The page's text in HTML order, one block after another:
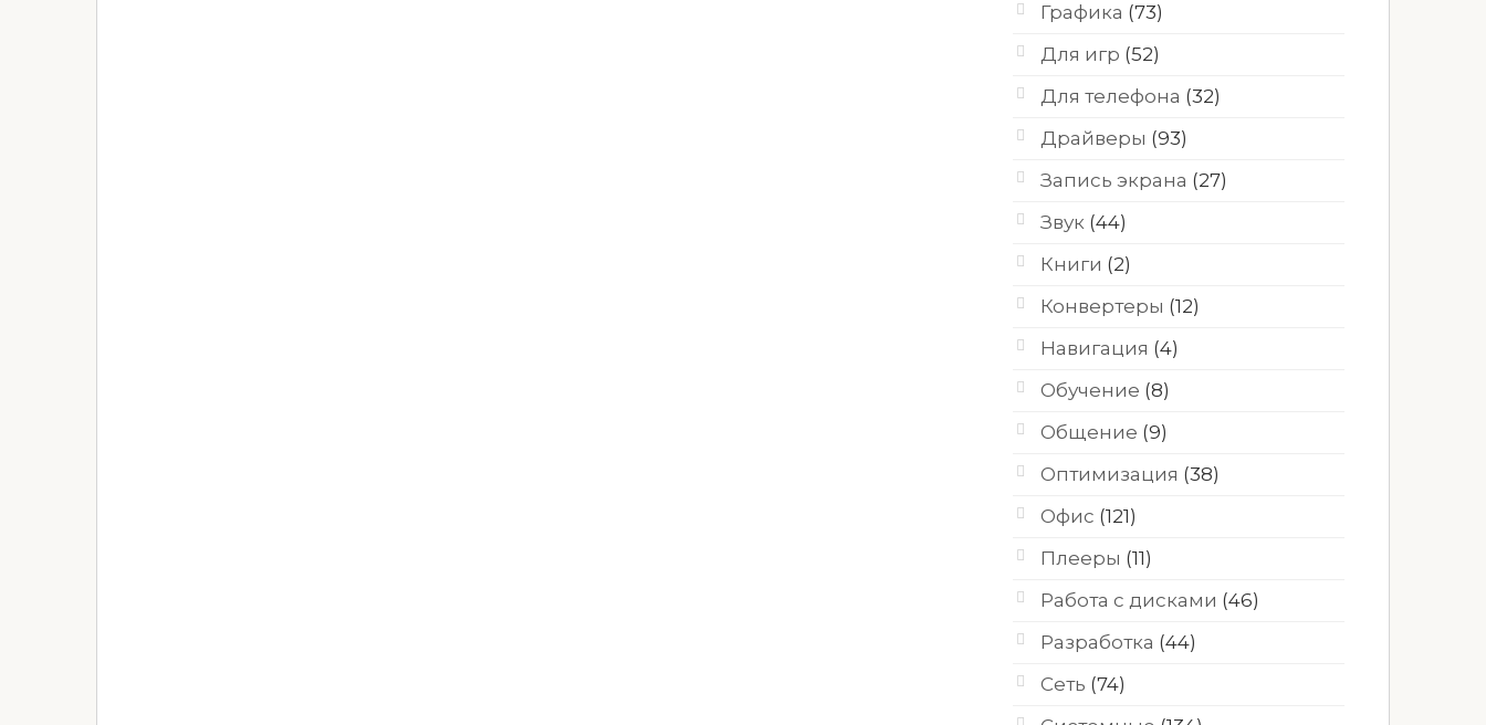
Графика (73)
Для игр (52)
Для телефона (32)
Драйверы (93)
Запись экрана (27)
Звук (44)
Книги (2)
Конвертеры (12)
Навигация (4)
Обучение (8)
Общение (9)
Оптимизация (38)
Офис (121)
Плееры (11)
Работа с дисками (46)
Разработка (44)
Сеть (74)